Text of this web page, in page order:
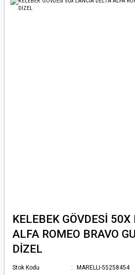
KELEBEK GÖVDESİ
ALFA ROMEO BRAVO
DİZEL
Stok Kodu
MARELLI-55258454